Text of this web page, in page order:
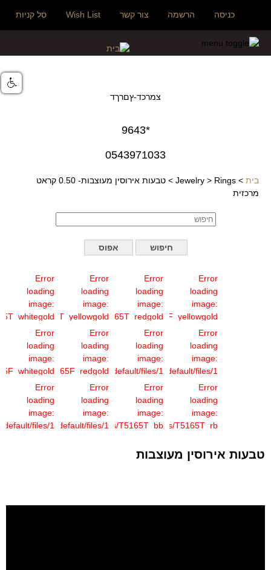
כניסה הרשמה צור קשר Wish List סל קניות
צמרכד-ץםרךד
*9643
0543971033
בית >
Jewelry > Rings
>
טבעות אירוסין מעוצבות- 0.50 קראט
מרכזית
Error
loading
image:
(קטן)_1.jpg
Error
loading
image:
files/T5165T_yellowgold
(קטן)_1.jpg
Error
loading
image:
/sites/default/files/T5165T_redgold
(קטן)_1.jpg
Error
loading
image:
/sites/default/files/T5165F_yellowgold
(קטן)_1.jpg
Error
loading
image:
(קטן)_1.jpg
Error
loading
image:
files/T5165F_redgold
(קטן)_1.jpg
Error
loading
image:
/sites/default/files/1
(1) (1)
(1).jpg
Error
loading
image:
/sites/default/files/1
(3)_25.jpg
Error
loading
image:
default/files/1
Error
loading
image:
/sites/default/files/1
Error
loading
image:
/sites/default/files/T5165T_bb
Error
loading
image:
/sites/default/files/T5165T_rb
טבעות אירוסין מעוצבות